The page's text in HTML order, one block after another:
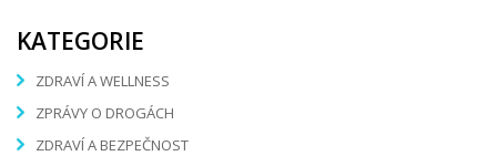
KATEGORIE
ZDRAVÍ A WELLNESS
ZPRÁVY O DROGÁCH
ZDRAVÍ A BEZPEČNOST